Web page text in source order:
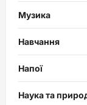
Музика
Навчання
Напої
Наука та